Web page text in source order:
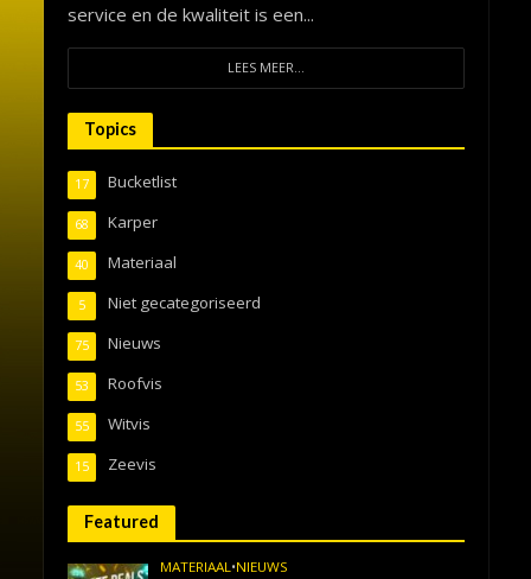
service en de kwaliteit is een...
LEES MEER...
Topics
Bucketlist
17
Karper
68
Materiaal
40
Niet gecategoriseerd
5
Nieuws
75
Roofvis
53
Witvis
55
Zeevis
15
Featured
MATERIAAL •NIEUWS